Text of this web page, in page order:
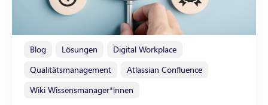
Blog Lösungen
Digital Workplace
Qualitätsmanagement
Atlassian Confluence
Wiki Wissensmanager*innen